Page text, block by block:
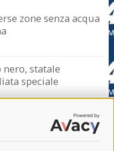
zone senza acqua
statale
speciale
Torna a casa